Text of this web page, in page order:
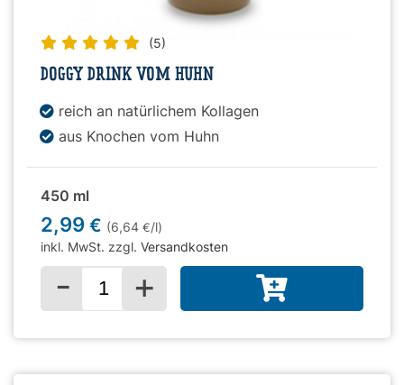
(5)
DOGGY DRINK VOM HUHN
reich an natürlichem Kollagen
aus Knochen vom Huhn
450 ml
2,99 € (6,64 €/l)
inkl. MwSt. zzgl. Versandkosten
- +